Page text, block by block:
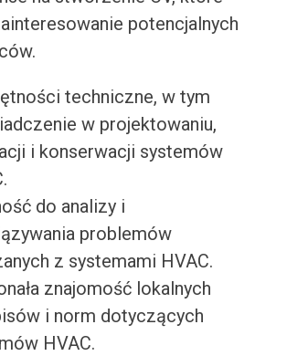
potencjalnych
techniczne, w tym
w projektowaniu,
i konserwacji systemów
do analizy i
problemów
z systemami HVAC.
znajomość lokalnych
i norm dotyczących
HVAC.